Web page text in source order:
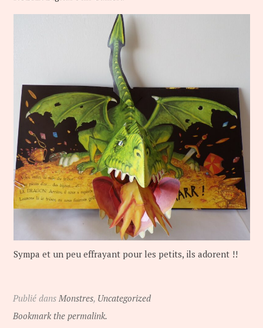
Sympa et un peu effrayant pour les petits, ils adorent !!
Publié dansMonstres, Uncategorized
Bookmark the permalink.